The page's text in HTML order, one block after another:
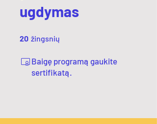
ugdymas
20 žingsnių
Baigę programą gaukite
sertifikatą.